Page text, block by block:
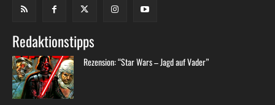
Redaktionstipps
Rezension: “Star Wars – Jagd auf Vader”